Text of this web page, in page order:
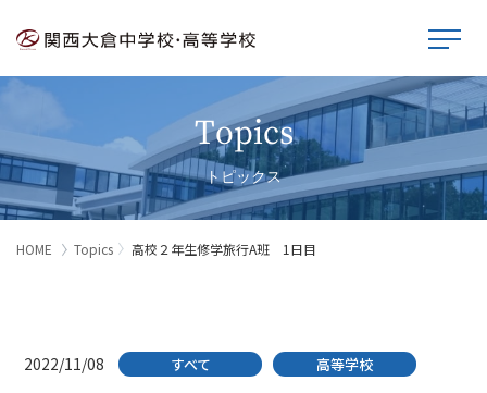
Topics
トピックス
HOME Topics 高校２年生修学旅行A班 1日目
2022/11/08 すべて 高等学校